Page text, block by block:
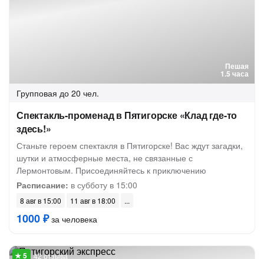
Пешая
1.5 часа
Групповая до 20 чел.
Спектакль-променад в Пятигорске «Клад где-то
здесь!»
Станьте героем спектакля в Пятигорске! Вас ждут загадки,
шутки и атмосферные места, не связанные с
Лермонтовым. Присоединяйтесь к приключению
Расписание: в субботу в 15:00
8 авг в 15:00 11 авг в 18:00
1000 ₽за человека
42 отзыва